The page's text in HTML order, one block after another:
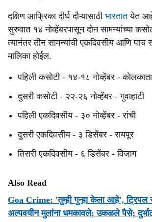
दक्षिण आफ्रिका दीर्घ दौऱ्यासाठी भारतातयेत
सुरुवात १४ नोव्हेंबरपासून दोन सामन्यांच्या
त्यानंतर तीन सामन्यांची एकदिवसीय आणि पाच
मालिका होईल.
पहिली कसोटी - १४-१८ नोव्हेंबर - कोलकाता
दुसरी कसोटी - २२-२६ नोव्हेंबर - गुवाहाटी
पहिली एकदिवसीय - ३० नोव्हेंबर - रांची
दुसरी एकदिवसीय - ३ डिसेंबर - रायपूर
तिसरी एकदिवसीय - ६ डिसेंबर - विजाग
Also Read
Goa Crime: 'तुम्ही गुन्हा केला आहे', ट्रिपल
अल्पवयीन मुलांना धमकावले; उकळले पैसे;